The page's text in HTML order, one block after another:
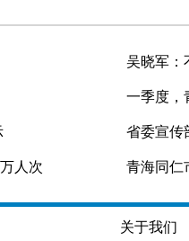
吴晓军：
一季度，
省委宣传
人次 青海同仁
关于我们